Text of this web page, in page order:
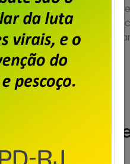
pública na Câmara dos
da educação
limite máximo de
–
organizado